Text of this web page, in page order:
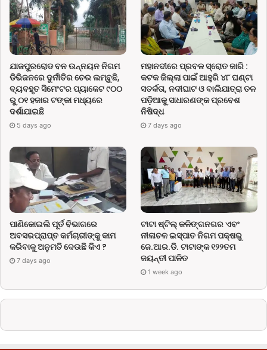
ଯାଜପୁରରୋଡ ବନ ଉନ୍ନୟନ ନିଗମ
ଡିଭିଜନରେ ଦୁର୍ନୀତିର ଚେର ଲମ୍ବୁଛି,
ବ୍ୟବହୃତ ସିମେଂଟର ପ୍ୟାକେଟ ୯୦୦
ରୁ ୦୧ ହଜାର ଟଙ୍କା ମଧ୍ୟରେ
ଦର୍ଶାଯାଇଛି
5 days ago
ମହାନଦୀରେ ପ୍ରବଳ ସ୍ରୋତ ଜାରି :
କଟକ ଜିଲ୍ଲା ପାଇଁ ଆହୁରି ୪୮ ଘଣ୍ଟା
ସତର୍କତା, ନଦୀଘାଟ ଓ ବାଲିଯାତ୍ରା ତଳ
ପଡ଼ିଆକୁ ସାଧାରଣଙ୍କ ପ୍ରବେଶ
ନିଷିଦ୍ଧ
7 days ago
ପାଣିକୋଇଲି ପୂର୍ତ ବିଭାଗରେ
ଅବସରପ୍ରାପ୍ତ କର୍ମଚାରୀଙ୍କୁ କାମ
କରିବାକୁ ଅନୁମତି ଦେଉଛି କିଏ ?
7 days ago
ଟାଟା ଷ୍ଟିଲ୍ କଳିଙ୍ଗନଗର ଏବଂ
ନୀଳାଚଳ ଇସ୍ପାତ ନିଗମ ପକ୍ଷରୁ
ଜେ.ଆର.ଡି. ଟାଟାଙ୍କ ୧୨୨ତମ
ଜୟନ୍ତୀ ପାଳିତ
1 week ago